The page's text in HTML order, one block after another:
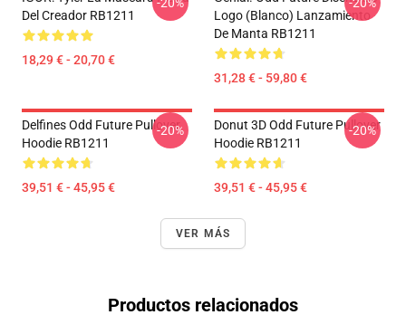
Del Creador RB1211
18,29 € - 20,70 €
Logo (blanco) Lanzamiento
De Manta RB1211
31,28 € - 59,80 €
Delfines Odd Future Pullover
Hoodie RB1211
39,51 € - 45,95 €
-20%
Donut 3D Odd Future Pullover
Hoodie RB1211
39,51 € - 45,95 €
-20%
VER MÁS
Productos relacionados